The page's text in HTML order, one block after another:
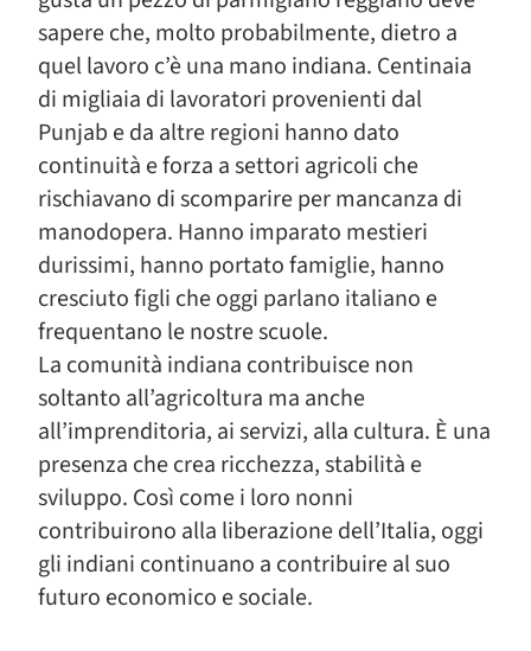
sapere che, molto probabilmente, dietro a
quel lavoro c’è una mano indiana. Centinaia
di migliaia di lavoratori provenienti dal
Punjab e da altre regioni hanno dato
continuità e forza a settori agricoli che
rischiavano di scomparire per mancanza di
manodopera. Hanno imparato mestieri
durissimi, hanno portato famiglie, hanno
cresciuto figli che oggi parlano italiano e
frequentano le nostre scuole.
La comunità indiana contribuisce non
soltanto all’agricoltura ma anche
all’imprenditoria, ai servizi, alla cultura. È una
presenza che crea ricchezza, stabilità e
sviluppo. Così come i loro nonni
contribuirono alla liberazione dell’Italia, oggi
gli indiani continuano a contribuire al suo
futuro economico e sociale.